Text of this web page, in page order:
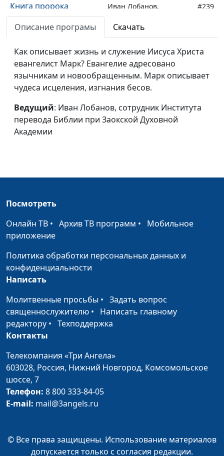
Книга пророка
Малахии
Иван Лобанов,
перевода Библии при
Академии
#239
Книга Аггея и Захарии
Иван Лобанов,
сотрудник Института
Заокской Духовной
Академии
#238
Заокской Духовной
История Даниила
сотрудник Института
Академии
История Елисея
перевода Библии при
Заокской Духовной
Академии
сотрудник Института
перевода Библии при
перевода Библии при
Заокской Духовной
Описание програмы Скачать
Как описывает жизнь и служение Иисуса Христа
евангелист Марк? Евангелие адресовано
язычникам и новообращенным. Марк описывает
чудеса исцеления, изгнания бесов.
Ведущий: Иван Лобанов, сотрудник Института
перевода Библии при Заокской Духовной
Академии
Посмотреть
Онлайн ТВ • Архив ТВ программ • Мобильное
приложение
Политика обработки персональных данных и
конфиденциальности
Написать
Молитвенные просьбы • Задать вопрос
священнослужителю • Написать главному
редактору • Техподдержка
Контакты
Телекомпания «Три Ангела»
603028, Россия, Нижний Новгород, Комсомольское
шоссе, 7
Телефон: 8 800 333-84-05
E-mail: mail@3angels.ru
© Все права защищены. Использование материалов
допускается только с согласия редакции.